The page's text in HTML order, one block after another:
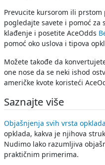
Prevucite kursorom ili
pogledajte savete i pomoć za
klađenje i posetite AceOdds
pomoć oko uslova i tipova
Možete takođe da
one nose da se neki ishod
američke kvote koristeći
Saznajte više
Objašnjenja svih vrsta opklada
opklada, kakva je njihova
Nudimo lako razumljiva
praktičnim primerima.